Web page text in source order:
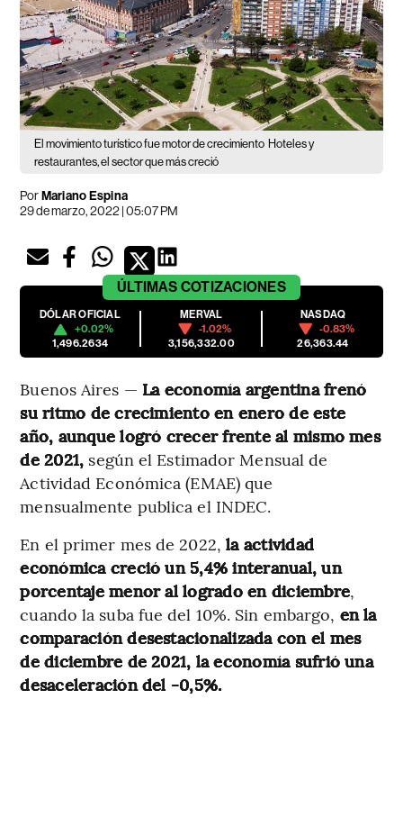
El movimiento turístico fue motor de crecimiento Hoteles y
restaurantes, el sector que más creció
PorMariano Espina
29 de marzo, 2022 | 05:07 PM
ÚLTIMAS COTIZACIONES
DÓLAR OFICIAL
+0.02%
1,496.2634
MERVAL
-1.02%
3,156,332.00
NASDAQ
-0.83%
26,363.44
Buenos Aires — La economía argentina frenó
su ritmo de crecimiento en enero de este
año, aunque logró crecer frente al mismo mes
de 2021, según el Estimador Mensual de
Actividad Económica (EMAE) que
mensualmente publica el INDEC.
En el primer mes de 2022, la actividad
económica creció un 5,4% interanual, un
porcentaje menor al logrado en diciembre,
cuando la suba fue del 10%. Sin embargo, en la
comparación desestacionalizada con el mes
de diciembre de 2021, la economía sufrió una
desaceleración del -0,5%.